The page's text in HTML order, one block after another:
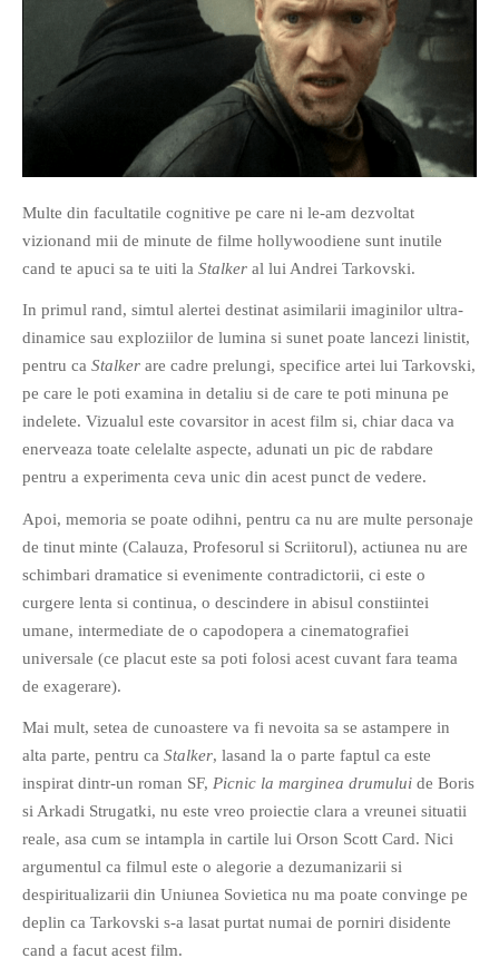
O poveste in care sexul se
confunda cu dragostea,
cinismul cu idealismul si
If you like movies, words and
mind games, then this is the
book for you. Take the
challenge of creating your
famous movies by using the
very letters of their titles!
Multe din facultatile cognitive pe care ni le-am dezvoltat
vizionand mii de minute de filme hollywoodiene sunt inutile
cand te apuci sa te uiti la Stalker al lui Andrei Tarkovski.
In primul rand, simtul alertei destinat asimilarii imaginilor ultra-
dinamice sau exploziilor de lumina si sunet poate lancezi linistit,
pentru ca Stalker are cadre prelungi, specifice artei lui Tarkovski,
pe care le poti examina in detaliu si de care te poti minuna pe
indelete. Vizualul este covarsitor in acest film si, chiar daca va
enerveaza toate celelalte aspecte, adunati un pic de rabdare
pentru a experimenta ceva unic din acest punct de vedere.
Apoi, memoria se poate odihni, pentru ca nu are multe personaje
de tinut minte (Calauza, Profesorul si Scriitorul), actiunea nu are
schimbari dramatice si evenimente contradictorii, ci este o
curgere lenta si continua, o descindere in abisul constiintei
umane, intermediate de o capodopera a cinematografiei
universale (ce placut este sa poti folosi acest cuvant fara teama
de exagerare).
Mai mult, setea de cunoastere va fi nevoita sa se astampere in
alta parte, pentru ca Stalker, lasand la o parte faptul ca este
inspirat dintr-un roman SF, Picnic la marginea drumului de Boris
si Arkadi Strugatki, nu este vreo proiectie clara a vreunei situatii
reale, asa cum se intampla in cartile lui Orson Scott Card. Nici
argumentul ca filmul este o alegorie a dezumanizarii si
despiritualizarii din Uniunea Sovietica nu ma poate convinge pe
deplin ca Tarkovski s-a lasat purtat numai de porniri disidente
cand a facut acest film.